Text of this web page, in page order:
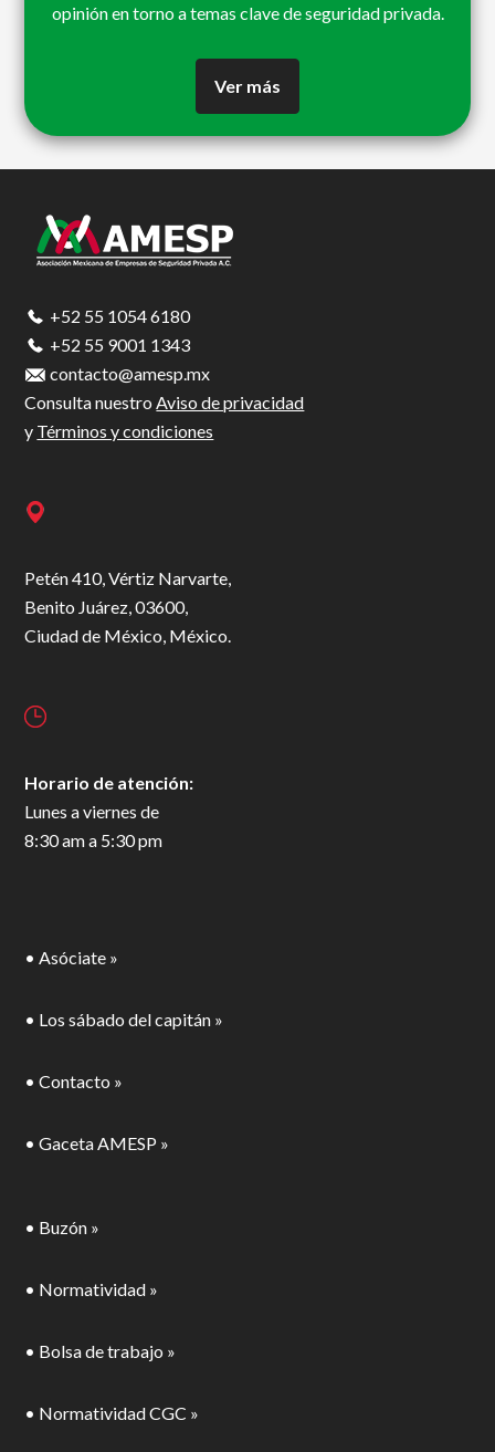
opinión en torno a temas clave de seguridad privada.
Ver más
Footer
+52 55 1054 6180
+52 55 9001 1343
contacto@amesp.mx
Consulta nuestroAviso de privacidad
y Términos y condiciones
Petén 410, Vértiz Narvarte,
Benito Juárez, 03600,
Ciudad de México, México.
Horario de atención:
Lunes a viernes de
8:30 am a 5:30 pm
• Asóciate »
• Los sábado del capitán »
• Contacto »
• Gaceta AMESP »
• Buzón »
• Normatividad »
• Bolsa de trabajo »
• Normatividad CGC »